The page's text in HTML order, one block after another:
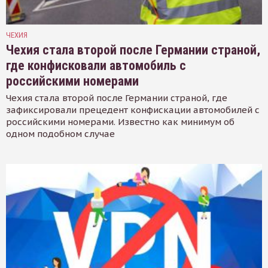
ЧЕХИЯ
Чехия стала второй после Германии страной,
где конфисковали автомобиль с
российскими номерами
Чехия стала второй после Германии страной, где
зафиксировали прецедент конфискации автомобилей с
российскими номерами. Известно как минимум об
одном подобном случае